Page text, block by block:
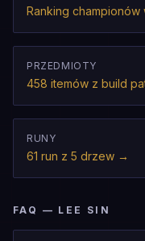
Ranking championów
PRZEDMIOTY
458 itemów z build
RUNY
61 run z 5 drzew →
FAQ — LEE SIN